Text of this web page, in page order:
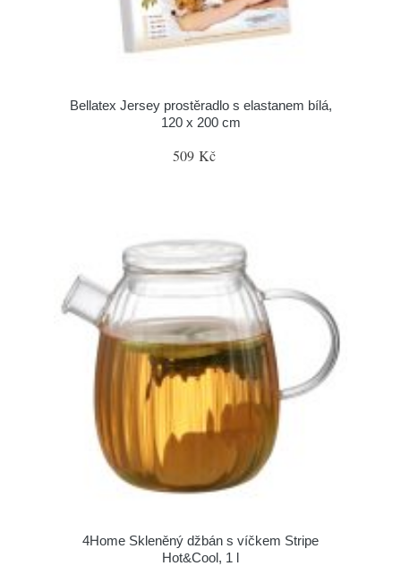
Bellatex Jersey prostěradlo s elastanem bílá,
120 x 200 cm
509 Kč
4Home Skleněný džbán s víčkem Stripe
Hot&Cool, 1 l